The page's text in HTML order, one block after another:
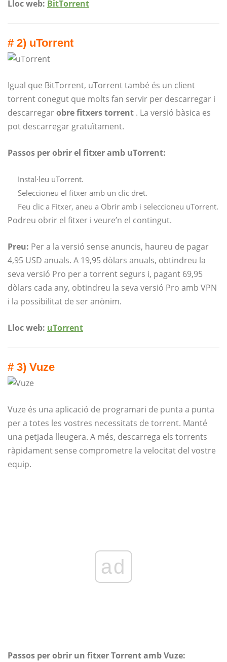
Lloc web: BitTorrent
# 2) uTorrent
Igual que BitTorrent, uTorrent també és un client
torrent conegut que molts fan servir per descarregar i
descarregarobre fitxers torrent . La versió bàsica es
pot descarregar gratuïtament.
Passos per obrir el fitxer amb uTorrent:
Instal·leu uTorrent.
Seleccioneu el fitxer amb un clic dret.
Feu clic a Fitxer, aneu a Obrir amb i seleccioneu uTorrent.
Podreu obrir el fitxer i veure’n el contingut.
Preu: Per a la versió sense anuncis, haureu de pagar
4,95 USD anuals. A 19,95 dòlars anuals, obtindreu la
seva versió Pro per a torrent segurs i, pagant 69,95
dòlars cada any, obtindreu la seva versió Pro amb VPN
i la possibilitat de ser anònim.
Lloc web: uTorrent
# 3) Vuze
Vuze és una aplicació de programari de punta a punta
per a totes les vostres necessitats de torrent. Manté
una petjada lleugera. A més, descarrega els torrents
ràpidament sense comprometre la velocitat del vostre
equip.
ad
Passos per obrir un fitxer Torrent amb Vuze: